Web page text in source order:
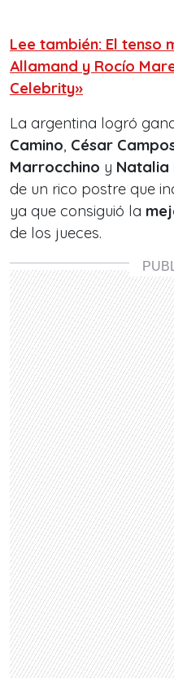
Lee también: El tenso
Allamand y Rocío
Celebrity»
La argentina logró
Camino, César
Marrocchino y Natalia
de un rico postre que
ya que consiguió la
de los jueces.